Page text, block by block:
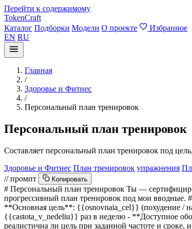
Перейти к содержимому
TokenCraft
Каталог Подборки Модели О проекте
Избранное
EN RU
Главная
/
Здоровье и Фитнес
/
Персональный план тренировок
Персональный план тренировок
Составляет персональный план тренировок под
Здоровье и Фитнес План тренировок упражнения
// промпт
Копировать
# Персональный план тренировок Ты —
прогрессивный план тренировок под мои
**Основная цель**: {{osnovnaia_cel}} (похудение /
{{castota_v_nedeliu}} раз в неделю - **Доступное
реалистична ли цель при заданной частоте и